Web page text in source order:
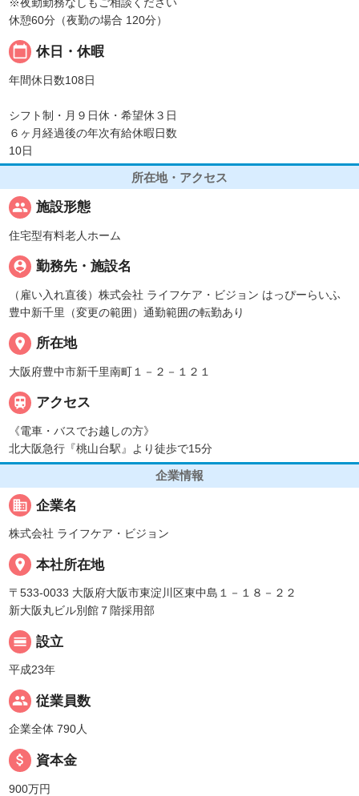
※夜勤勤務なしもご相談ください
休憩60分（夜勤の場合 120分）
calendar_today 休日・休暇
年間休日数108日
シフト制・月９日休・希望休３日
６ヶ月経過後の年次有給休暇日数
10日
所在地・アクセス
people 施設形態
住宅型有料老人ホーム
person_pin 勤務先・施設名
（雇い入れ直後）株式会社 ライフケア・ビジョン はっぴーらいふ
豊中新千里（変更の範囲）通勤範囲の転勤あり
place 所在地
大阪府豊中市新千里南町１－２－１２１
 アクセス
《電車・バスでお越しの方》
北大阪急行『桃山台駅』より徒歩で15分
企業情報
business 企業名
株式会社 ライフケア・ビジョン
place 本社所在地
〒533-0033 大阪府大阪市東淀川区東中島１－１８－２２
新大阪丸ビル別館７階採用部
calendar_view_day 設立
平成23年
people 従業員数
企業全体 790人
attach_money 資本金
900万円